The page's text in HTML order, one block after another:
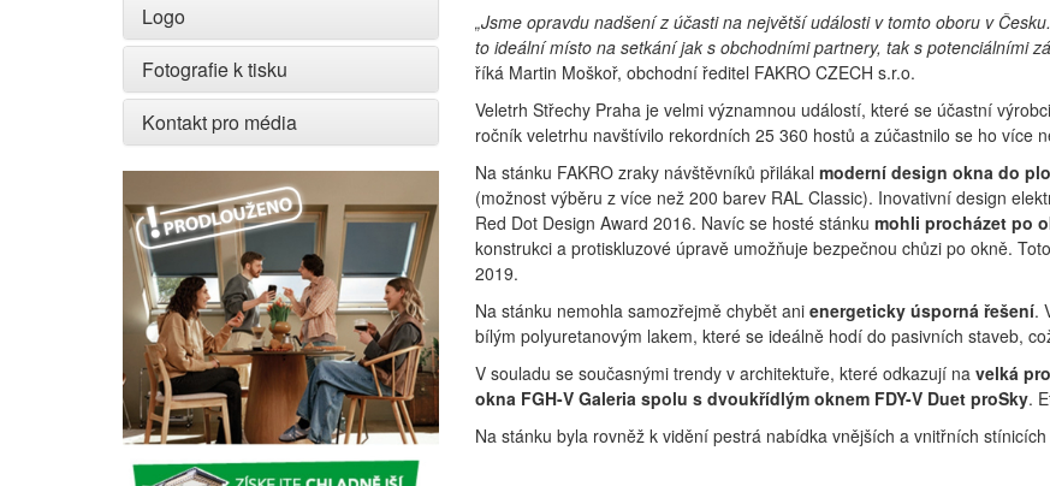
Logo
Fotografie k tisku
Kontakt pro média
„Jsme opravdu nadšení z účasti na největší události v tomto oboru v
to ideální místo na setkání jak s obchodními partnery, tak s potenciálními
říká Martin Moškoř, obchodní ředitel FAKRO CZECH s.r.o.
Veletrh Střechy Praha je velmi významnou událostí, které se účastní
ročník veletrhu navštívilo rekordních 25 360 hostů a zúčastnilo se ho více
Na stánku FAKRO zraky návštěvníků přilákal moderní design okna do
(možnost výběru z více než 200 barev RAL Classic). Inovativní design
Red Dot Design Award 2016. Navíc se hosté stánku mohli procházet po
konstrukci a protiskluzové úpravě umožňuje bezpečnou chůzi po okně.
2019.
Na stánku nemohla samozřejmě chybět ani energeticky úsporná řešení.
bílým polyuretanovým lakem, které se ideálně hodí do pasivních staveb,
V souladu se současnými trendy v architektuře, které odkazují na velká
okna FGH-V Galeria spolu s dvoukřídlým oknem FDY-V Duet proSky.
Na stánku byla rovněž k vidění pestrá nabídka vnějších a vnitřních